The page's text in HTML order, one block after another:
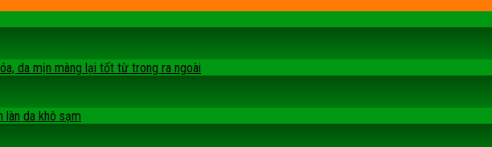
da mịn màng lại tốt từ trong ra ngoài
làn da khô sạm